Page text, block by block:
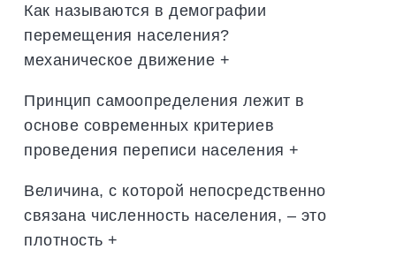
Как называются в демографии
перемещения населения?
механическое движение +
Принцип самоопределения лежит в
основе современных критериев
проведения переписи населения +
Величина, с которой непосредственно
связана численность населения, – это
плотность +